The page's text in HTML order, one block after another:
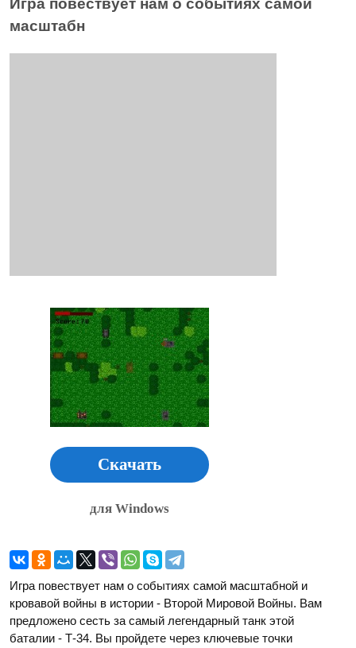
Игра повествует нам о событиях самой
масштабн
Скачать
для Windows
Игра повествует нам о событиях самой масштабной и
кровавой войны в истории - Второй Мировой Войны. Вам
предложено сесть за самый легендарный танк этой
баталии - Т-34. Вы пройдете через ключевые точки